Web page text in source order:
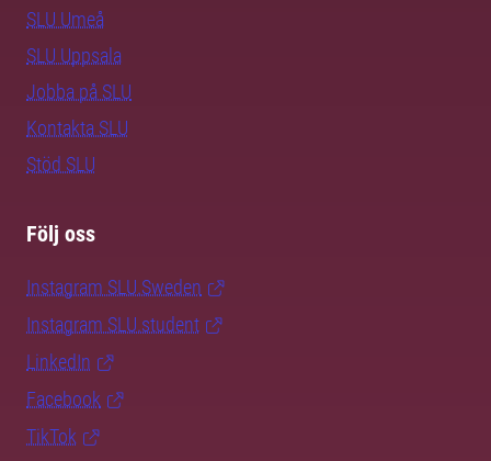
SLU Umeå
SLU Uppsala
Jobba på SLU
Kontakta SLU
Stöd SLU
Följ oss
Instagram SLU.Sweden
Instagram SLU.student
LinkedIn
Facebook
TikTok